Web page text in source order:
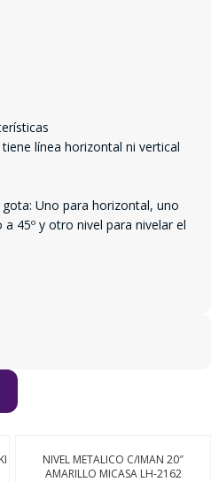
línea horizontal ni vertical
Uno para horizontal, uno
45º y otro nivel para nivelar el
NIVEL METALICO C/IMAN 20″
AMARILLO MICASA LH-2162